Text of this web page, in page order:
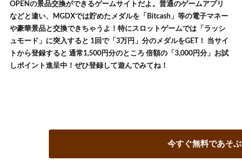
OPENの景品交換ができるゲームサイトだよ。普通のゲームアプリ
などと違い、MGDXでは貯めたメダルを「Bitcash」等の電子マネー
や豪華景品と交換できちゃうよ！特にスロットゲームでは「ラッシ
ュモード」に突入すると 1回で「3万円」分のメダルをGET！ 当サイ
トから登録すると 通常1,500円分のところ 倍額の「3,000円分」お試
しポイント進呈中！ぜひ登録して遊んでみてね！
今すぐ無料であそぶ